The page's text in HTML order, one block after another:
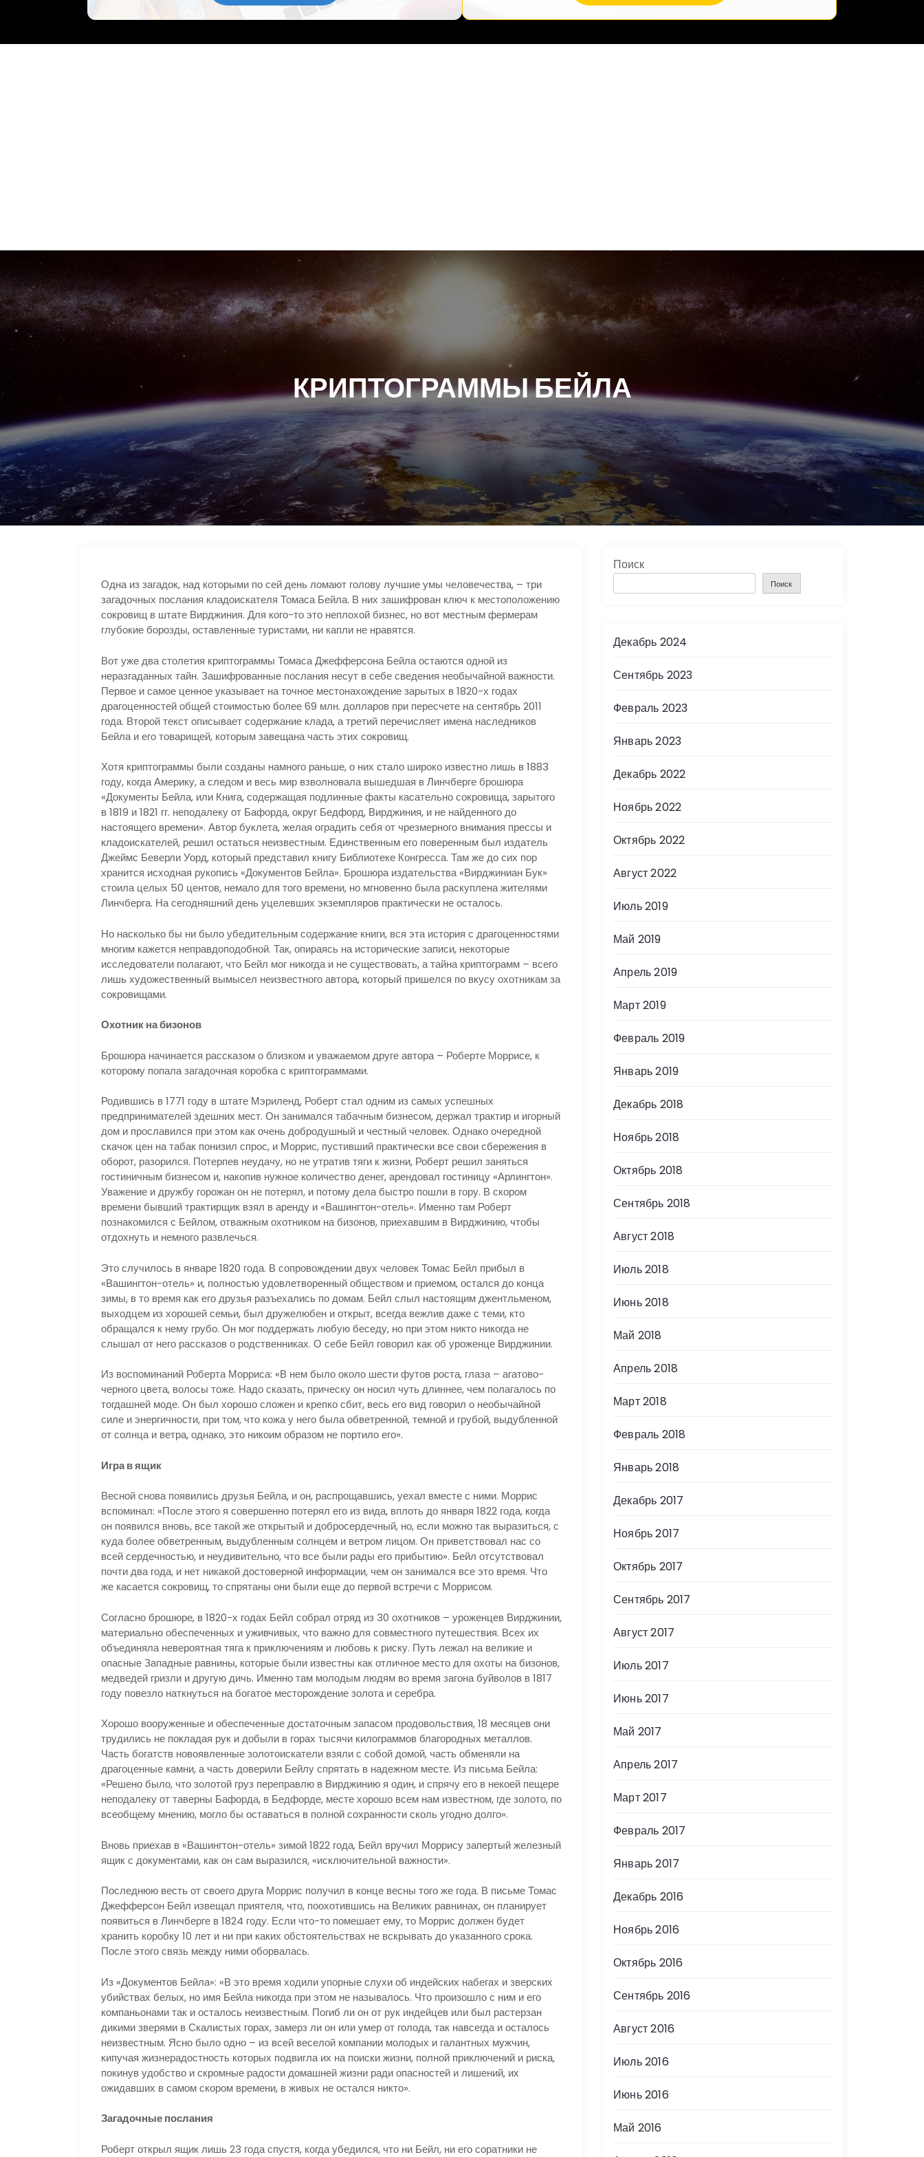
КРИПТОГРАММЫ БЕЙЛА
Одна из загадок, над которыми по сей день ломают голову лучшие умы человечества, – три
загадочных послания кладоискателя Томаса Бейла. В них зашифрован ключ к местоположению
сокровищ в штате Вирджиния. Для кого-то это неплохой бизнес, но вот местным фермерам
глубокие борозды, оставленные туристами, ни капли не нравятся.
Вот уже два столетия криптограммы Томаса Джефферсона Бейла остаются одной из
неразгаданных тайн. Зашифрованные послания несут в себе сведения необычайной важности.
Первое и самое ценное указывает на точное местонахождение зарытых в 1820-х годах
драгоценностей общей стоимостью более 69 млн. долларов при пересчете на сентябрь 2011
года. Второй текст описывает содержание клада, а третий перечисляет имена наследников
Бейла и его товарищей, которым завещана часть этих сокровищ.
Хотя криптограммы были созданы намного раньше, о них стало широко известно лишь в 1883
году, когда Америку, а следом и весь мир взволновала вышедшая в Линчберге брошюра
«Документы Бейла, или Книга, содержащая подлинные факты касательно сокровища, зарытого
в 1819 и 1821 гг. неподалеку от Бафорда, округ Бедфорд, Вирджиния, и не найденного до
настоящего времени». Автор буклета, желая оградить себя от чрезмерного внимания прессы и
кладоискателей, решил остаться неизвестным. Единственным его поверенным был издатель
Джеймс Беверли Уорд, который представил книгу Библиотеке Конгресса. Там же до сих пор
хранится исходная рукопись «Документов Бейла». Брошюра издательства «Вирджиниан Бук»
стоила целых 50 центов, немало для того времени, но мгновенно была раскуплена жителями
Линчберга. На сегодняшний день уцелевших экземпляров практически не осталось.
Но насколько бы ни было убедительным содержание книги, вся эта история с драгоценностями
многим кажется неправдоподобной. Так, опираясь на исторические записи, некоторые
исследователи полагают, что Бейл мог никогда и не существовать, а тайна криптограмм – всего
лишь художественный вымысел неизвестного автора, который пришелся по вкусу охотникам за
сокровищами.
Охотник на бизонов
Брошюра начинается рассказом о близком и уважаемом друге автора – Роберте Моррисе, к
которому попала загадочная коробка с криптограммами.
Родившись в 1771 году в штате Мэриленд, Роберт стал одним из самых успешных
предпринимателей здешних мест. Он занимался табачным бизнесом, держал трактир и игорный
дом и прославился при этом как очень добродушный и честный человек. Однако очередной
скачок цен на табак понизил спрос, и Моррис, пустивший практически все свои сбережения в
оборот, разорился. Потерпев неудачу, но не утратив тяги к жизни, Роберт решил заняться
гостиничным бизнесом и, накопив нужное количество денег, арендовал гостиницу «Арлингтон».
Уважение и дружбу горожан он не потерял, и потому дела быстро пошли в гору. В скором
времени бывший трактирщик взял в аренду и «Вашингтон-отель». Именно там Роберт
познакомился с Бейлом, отважным охотником на бизонов, приехавшим в Вирджинию, чтобы
отдохнуть и немного развлечься.
Это случилось в январе 1820 года. В сопровождении двух человек Томас Бейл прибыл в
«Вашингтон-отель» и, полностью удовлетворенный обществом и приемом, остался до конца
зимы, в то время как его друзья разъехались по домам. Бейл слыл настоящим джентльменом,
выходцем из хорошей семьи, был дружелюбен и открыт, всегда вежлив даже с теми, кто
обращался к нему грубо. Он мог поддержать любую беседу, но при этом никто никогда не
слышал от него рассказов о родственниках. О себе Бейл говорил как об уроженце Вирджинии.
Из воспоминаний Роберта Морриса: «В нем было около шести футов роста, глаза – агатово-
черного цвета, волосы тоже. Надо сказать, прическу он носил чуть длиннее, чем полагалось по
тогдашней моде. Он был хорошо сложен и крепко сбит, весь его вид говорил о необычайной
силе и энергичности, при том, что кожа у него была обветренной, темной и грубой, выдубленной
от солнца и ветра, однако, это никоим образом не портило его».
Игра в ящик
Весной снова появились друзья Бейла, и он, распрощавшись, уехал вместе с ними. Моррис
вспоминал: «После этого я совершенно потерял его из вида, вплоть до января 1822 года, когда
он появился вновь, все такой же открытый и добросердечный, но, если можно так выразиться, с
куда более обветренным, выдубленным солнцем и ветром лицом. Он приветствовал нас со
всей сердечностью, и неудивительно, что все были рады его прибытию». Бейл отсутствовал
почти два года, и нет никакой достоверной информации, чем он занимался все это время. Что
же касается сокровищ, то спрятаны они были еще до первой встречи с Моррисом.
Согласно брошюре, в 1820-х годах Бейл собрал отряд из 30 охотников – уроженцев Вирджинии,
материально обеспеченных и уживчивых, что важно для совместного путешествия. Всех их
объединяла невероятная тяга к приключениям и любовь к риску. Путь лежал на великие и
опасные Западные равнины, которые были известны как отличное место для охоты на бизонов,
медведей гризли и другую дичь. Именно там молодым людям во время загона буйволов в 1817
году повезло наткнуться на богатое месторождение золота и серебра.
Хорошо вооруженные и обеспеченные достаточным запасом продовольствия, 18 месяцев они
трудились не покладая рук и добыли в горах тысячи килограммов благородных металлов.
Часть богатств новоявленные золотоискатели взяли с собой домой, часть обменяли на
драгоценные камни, а часть доверили Бейлу спрятать в надежном месте. Из письма Бейла:
«Решено было, что золотой груз переправлю в Вирджинию я один, и спрячу его в некоей пещере
неподалеку от таверны Бафорда, в Бедфорде, месте хорошо всем нам известном, где золото, по
всеобщему мнению, могло бы оставаться в полной сохранности сколь угодно долго».
Вновь приехав в «Вашингтон-отель» зимой 1822 года, Бейл вручил Моррису запертый железный
ящик с документами, как он сам выразился, «исключительной важности».
Последнюю весть от своего друга Моррис получил в конце весны того же года. В письме Томас
Джефферсон Бейл извещал приятеля, что, поохотившись на Великих равнинах, он планирует
появиться в Линчберге в 1824 году. Если что-то помешает ему, то Моррис должен будет
хранить коробку 10 лет и ни при каких обстоятельствах не вскрывать до указанного срока.
После этого связь между ними оборвалась.
Из «Документов Бейла»: «В это время ходили упорные слухи об индейских набегах и зверских
убийствах белых, но имя Бейла никогда при этом не называлось. Что произошло с ним и его
компаньонами так и осталось неизвестным. Погиб ли он от рук индейцев или был растерзан
дикими зверями в Скалистых горах, замерз ли он или умер от голода, так навсегда и осталось
неизвестным. Ясно было одно – из всей веселой компании молодых и галантных мужчин,
кипучая жизнерадостность которых подвигла их на поиски жизни, полной приключений и риска,
покинув удобство и скромные радости домашней жизни ради опасностей и лишений, их
ожидавших в самом скором времени, в живых не остался никто».
Загадочные послания
Роберт открыл ящик лишь 23 года спустя, когда убедился, что ни Бейл, ни его соратники не
Поиск
Поиск
Декабрь 2024
Сентябрь 2023
Февраль 2023
Январь 2023
Декабрь 2022
Ноябрь 2022
Октябрь 2022
Август 2022
Июль 2019
Май 2019
Апрель 2019
Март 2019
Февраль 2019
Январь 2019
Декабрь 2018
Ноябрь 2018
Октябрь 2018
Сентябрь 2018
Август 2018
Июль 2018
Июнь 2018
Май 2018
Апрель 2018
Март 2018
Февраль 2018
Январь 2018
Декабрь 2017
Ноябрь 2017
Октябрь 2017
Сентябрь 2017
Август 2017
Июль 2017
Июнь 2017
Май 2017
Апрель 2017
Март 2017
Февраль 2017
Январь 2017
Декабрь 2016
Ноябрь 2016
Октябрь 2016
Сентябрь 2016
Август 2016
Июль 2016
Июнь 2016
Май 2016